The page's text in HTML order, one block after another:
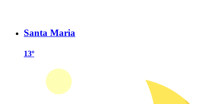
Santa Maria
13º